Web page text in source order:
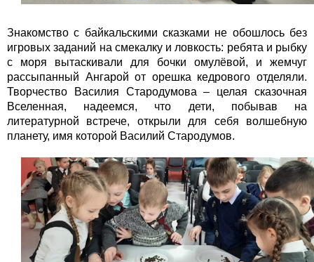
Знакомство с байкальскими сказками не обошлось без
игровых заданий на смекалку и ловкость: ребята и рыбку
с моря вытаскивали для бочки омулёвой, и жемчуг
рассыпанный Ангарой от орешка кедрового отделяли.
Творчество Василия Стародумова – целая сказочная
Вселенная, надеемся, что дети, побывав на
литературной встрече, открыли для себя волшебную
планету, имя которой Василий Стародумов.